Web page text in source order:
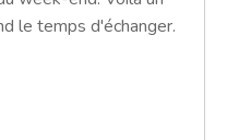
le temps d'échanger.